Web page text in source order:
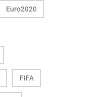
Euro2020
FIFA